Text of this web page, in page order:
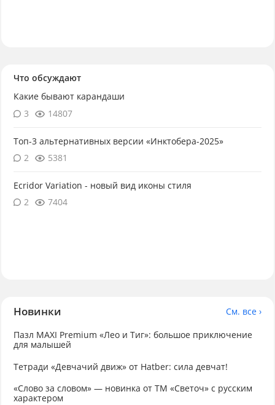
Что обсуждают
Какие бывают карандаши
3
14807
Топ-3 альтернативных версии «Инктобера-2025»
2
5381
Ecridor Variation - новый вид иконы стиля
2
7404
Новинки
См. все ›
Пазл MAXI Premium «Лео и Тиг»: большое приключение
для малышей
Тетради «Девчачий движ» от Hatber: сила девчат!
«Слово за словом» — новинка от ТМ «Светоч» с русским
характером